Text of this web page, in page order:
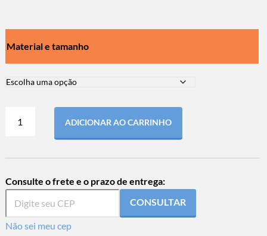
Material e tamanho
ADICIONAR AO CARRINHO
Consulte o frete e o prazo de entrega:
CONSULTAR
Não sei meu cep